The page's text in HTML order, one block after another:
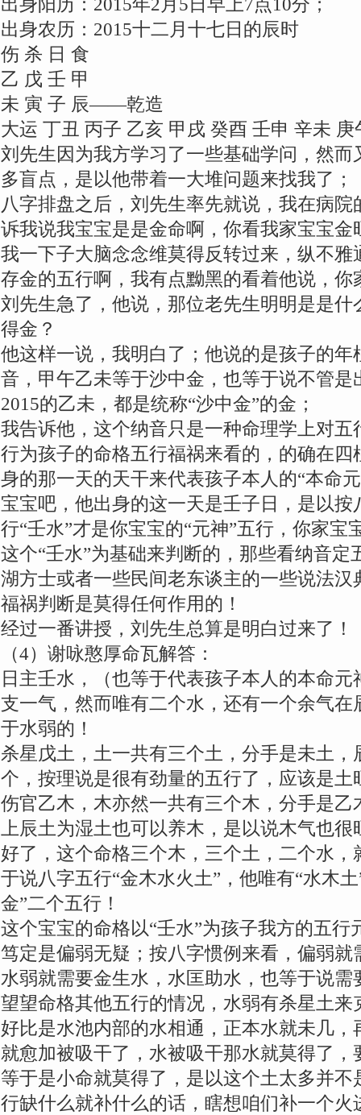
出身阳历：2015年2月5日早上7点10分；
出身农历：2015十二月十七日的辰时
伤 杀 日 食
乙 戊 壬 甲
未 寅 子 辰——乾造
大运 丁丑 丙子 乙亥 甲戌 癸酉 壬申 辛未 庚
刘先生因为我方学习了一些基础学问，然
多盲点，是以他带着一大堆问题来找我了；
八字排盘之后，刘先生率先就说，我在病
诉我说我宝宝是是金命啊，你看我家宝宝金
我一下子大脑念念维莫得反转过来，纵不
存金的五行啊，我有点黝黑的看着他说，你
刘先生急了，他说，那位老先生明明是是什
得金？
他这样一说，我明白了；他说的是孩子的年
音，甲午乙未等于沙中金，也等于说不管是
2015的乙未，都是统称“沙中金”的金；
我告诉他，这个纳音只是一种命理学上对
行为孩子的命格五行福祸来看的，的确在
身的那一天的天干来代表孩子本人的“本命
宝宝吧，他出身的这一天是壬子日，是以
行“壬水”才是你宝宝的“元神”五行，你家宝
这个“壬水”为基础来判断的，那些看纳音定
湖方士或者一些民间老东谈主的一些说法
福祸判断是莫得任何作用的！
经过一番讲授，刘先生总算是明白过来了！
（4）谢咏憨厚命瓦解答：
日主壬水，（也等于代表孩子本人的本命
支一气，然而唯有二个水，还有一个余气
于水弱的！
杀星戊土，土一共有三个土，分手是未土
个，按理说是很有劲量的五行了，应该是土
伤官乙木，木亦然一共有三个木，分手是
上辰土为湿土也可以养木，是以说木气也很
好了，这个命格三个木，三个土，二个水
于说八字五行“金木水火土”，他唯有“水木
金”二个五行！
这个宝宝的命格以“壬水”为孩子我方的五行
笃定是偏弱无疑；按八字惯例来看，偏弱就
水弱就需要金生水，水匡助水，也等于说
望望命格其他五行的情况，水弱有杀星土
好比是水池内部的水相通，正本水就未几
就愈加被吸干了，水被吸干那水就莫得了
等于是小命就莫得了，是以这个土太多并
行缺什么就补什么的话，瞎想咱们补一个